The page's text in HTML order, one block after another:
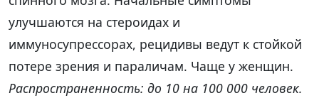
улучшаются на стероидах и
иммуносупрессорах, рецидивы ведут к стойкой
потере зрения и параличам. Чаще у женщин.
Распространенность: до 10 на 100 000 человек.